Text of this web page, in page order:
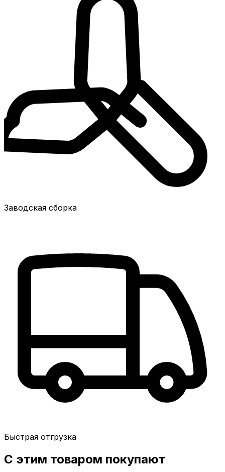
Заводская сборка
Быстрая отгрузка
С этим товаром покупают